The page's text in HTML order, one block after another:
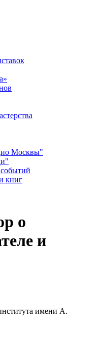
Москвы"
книг
о
и
имени А.